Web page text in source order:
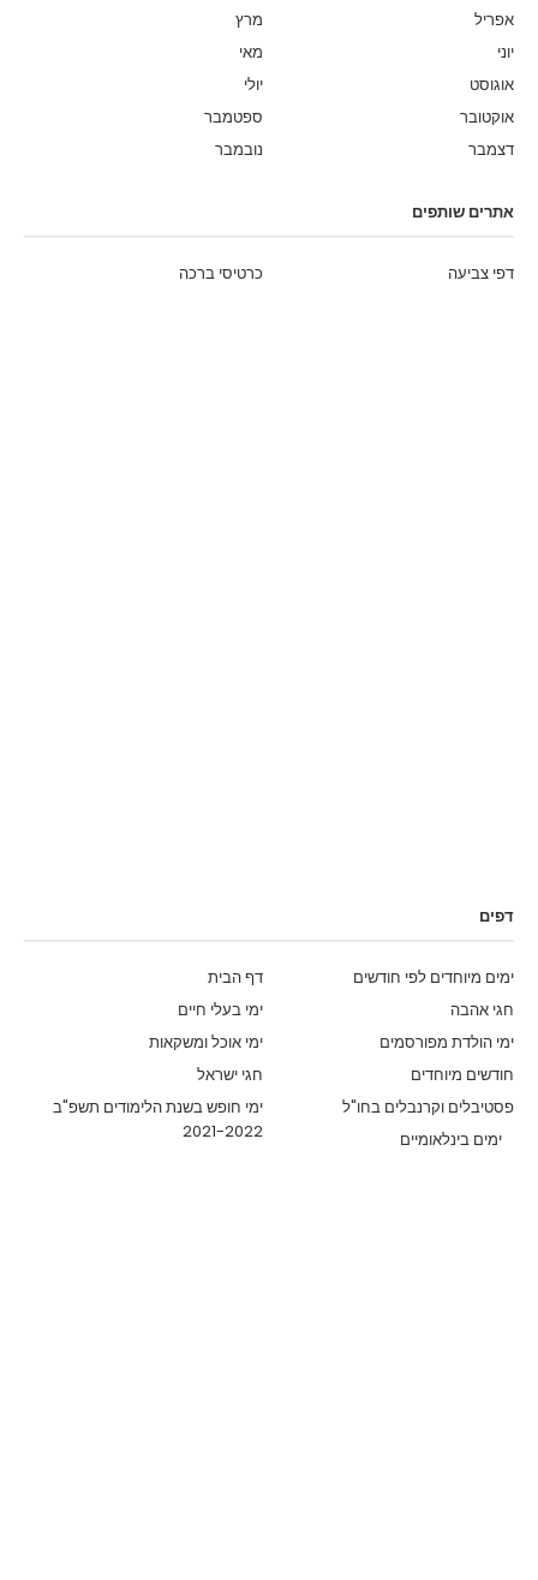
מרץ
אפריל
מאי
יוני
יולי
אוגוסט
ספטמבר
אוקטובר
נובמבר
דצמבר
אתרים שותפים
כרטיסי ברכה דפי צביעה
דפים
דף הבית
ימים מיוחדים לפי חודשים
ימי בעלי חיים
חגי אהבה
ימי אוכל ומשקאות
ימי הולדת מפורסמים
חגי ישראל
חודשים מיוחדים
ימי חופש בשנת הלימודים תשפ"ב
2021-2022
פסטיבלים וקרנבלים בחו"ל
ימים בינלאומיים